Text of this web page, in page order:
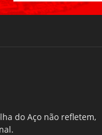
do Aço não refletem,